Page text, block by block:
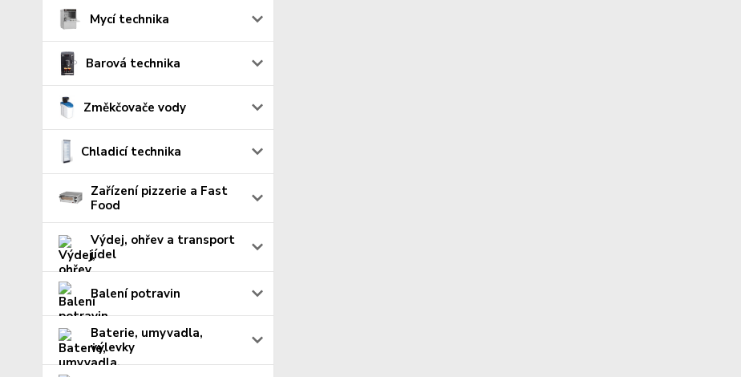
Mycí technika
Barová technika
Změkčovače vody
Chladicí technika
Zařízení pizzerie a Fast
Food
Výdej, ohřev a transport
jídel
Balení potravin
Baterie, umyvadla,
výlevky